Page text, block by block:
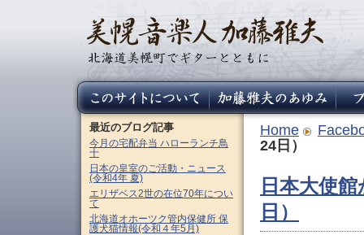
Home
24日）
日本大使
日）
最近のブログ記事
今月の宅配弁当 ハローランチ鳥
十
日本の皇室のご活動・ニュース
(令和4年 夏)
エリザベス2世の在位70年につい
て
北海道オホーツク管内保健所 保
護犬猫情報(令和４年5月)